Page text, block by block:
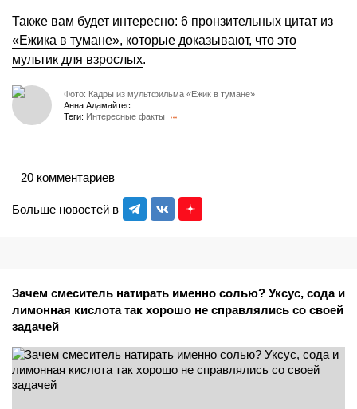
Также вам будет интересно: 6 пронзительных цитат из
«Ежика в тумане», которые доказывают, что это
мультик для взрослых.
Фото: Кадры из мультфильма «Ежик в тумане»
Анна Адамайтес
Теги: Интересные факты
Больше новостей в
20 комментариев
Зачем смеситель натирать именно солью? Уксус, сода и
лимонная кислота так хорошо не справлялись со своей
задачей